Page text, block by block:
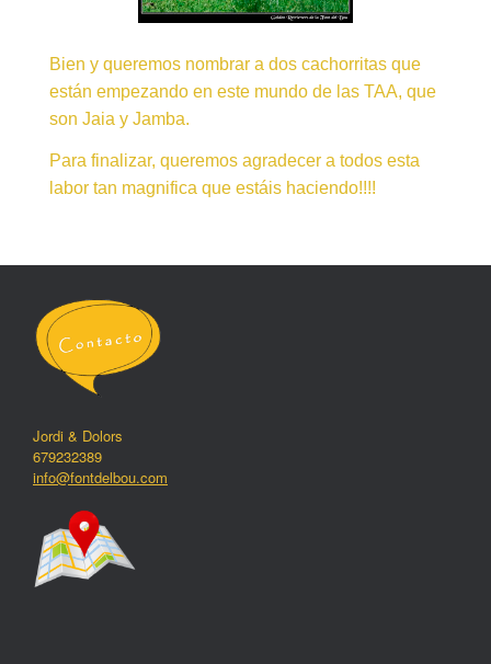
Bien y queremos nombrar a dos cachorritas que
están empezando en este mundo de las TAA, que
son Jaia y Jamba.
Para finalizar, queremos agradecer a todos esta
labor tan magnifica que estáis haciendo!!!!
Jordi & Dolors
679232389
info@fontdelbou.com